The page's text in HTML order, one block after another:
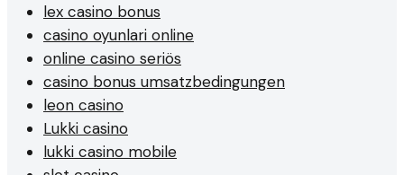
lex casino bonus
casino oyunlari online
online casino seriös
casino bonus umsatzbedingungen
leon casino
Lukki casino
lukki casino mobile